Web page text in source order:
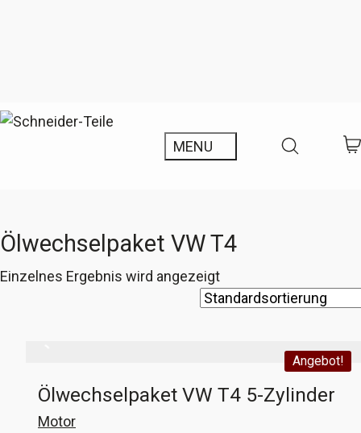
Ölwechselpaket VW T4
Einzelnes Ergebnis wird angezeigt
Angebot!
Ölwechselpaket VW T4 5-Zylinder
Motor